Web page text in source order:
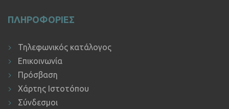
ΠΛΗΡΟΦΟΡΙΕΣ
Τηλεφωνικός κατάλογος
Επικοινωνία
Πρόσβαση
Χάρτης Ιστοτόπου
Σύνδεσμοι